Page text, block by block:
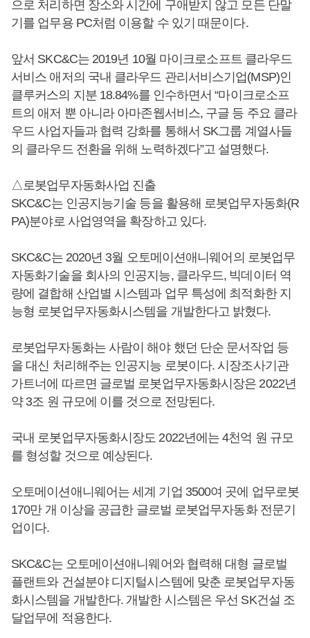
으로 처리하면 장소와 시간에 구애받지 않고 모든 단말
기를 업무용 PC처럼 이용할 수 있기 때문이다.
앞서 SKC&C는 2019년 10월 마이크로소프트 클라우드
서비스 애저의 국내 클라우드 관리서비스기업(MSP)인
클루커스의 지분 18.84%를 인수하면서 “마이크로소프
트의 애저 뿐 아니라 아마존웹서비스, 구글 등 주요 클라
우드 사업자들과 협력 강화를 통해서 SK그룹 계열사들
의 클라우드 전환을 위해 노력하겠다”고 설명했다.
△로봇업무자동화사업 진출
SKC&C는 인공지능기술 등을 활용해 로봇업무자동화(R
PA)분야로 사업영역을 확장하고 있다.
SKC&C는 2020년 3월 오토메이션애니웨어의 로봇업무
자동화기술을 회사의 인공지능, 클라우드, 빅데이터 역
량에 결합해 산업별 시스템과 업무 특성에 최적화한 지
능형 로봇업무자동화시스템을 개발한다고 밝혔다.
로봇업무자동화는 사람이 해야 했던 단순 문서작업 등
을 대신 처리해주는 인공지능 로봇이다. 시장조사기관
가트너에 따르면 글로벌 로봇업무자동화시장은 2022년
약 3조 원 규모에 이를 것으로 전망된다.
국내 로봇업무자동화시장도 2022년에는 4천억 원 규모
를 형성할 것으로 예상된다.
오토메이션애니웨어는 세계 기업 3500여 곳에 업무로봇
170만 개 이상을 공급한 글로벌 로봇업무자동화 전문기
업이다.
SKC&C는 오토메이션애니웨어와 협력해 대형 글로벌
플랜트와 건설분야 디지털시스템에 맞춘 로봇업무자동
화시스템을 개발한다. 개발한 시스템은 우선 SK건설 조
달업무에 적용한다.